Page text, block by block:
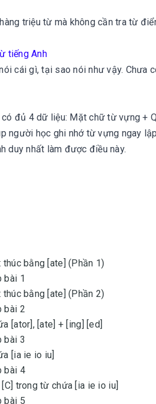
triệu từ mà không cần tra từ
tiếng Anh
cái gì, tại sao nói như vậy.
đủ 4 dữ liệu: Mặt chữ từ vựng +
người học ghi nhớ từ vựng ngay
duy nhất làm được điều này.
bằng [ate] (Phần 1)
bài 1
bằng [ate] (Phần 2)
bài 2
[ator], [ate] + [ing] [ed]
bài 3
[ia ie io iu]
bài 4
trong từ chứa [ia ie io iu]
bài 5